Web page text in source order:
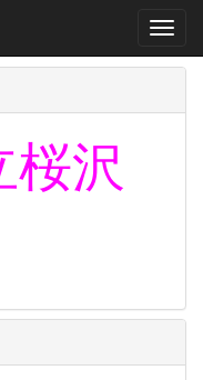
桜沢